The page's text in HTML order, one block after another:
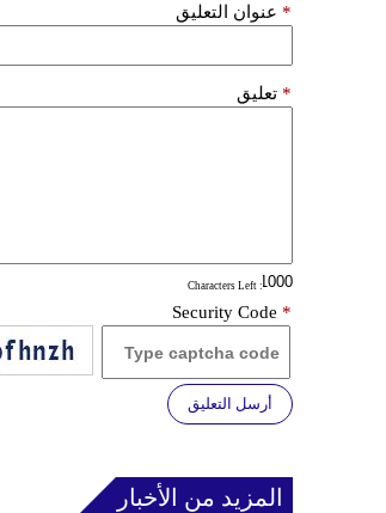
عنوان التعليق *
تعليق *
: Characters Left
Security Code *
أرسل التعليق
المزيد من الأخبار